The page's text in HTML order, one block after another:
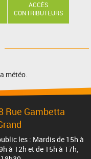
ACCÈS
CONTRIBUTEURS
météo.
Rue Gambetta
les : Mardis de 15h à
à 12h et de 15h à 17h,